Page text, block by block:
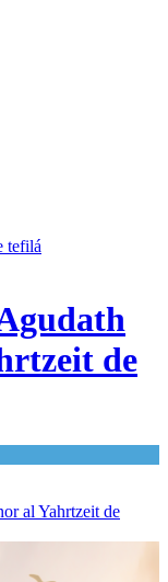
tefilá
de